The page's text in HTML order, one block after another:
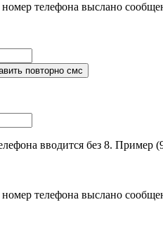
телефона выслано
вводится без 8. Пример
телефона выслано